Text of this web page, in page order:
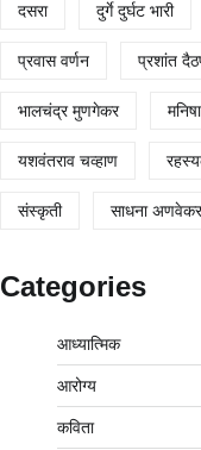
दसरा दुर्गे दुर्घट भारी
प्रवास वर्णन प्रशांत
भालचंद्र मुणगेकर
यशवंतराव चव्हाण
संस्कृती साधना अणवेकर
Categories
आध्यात्मिक
आरोग्य
कविता